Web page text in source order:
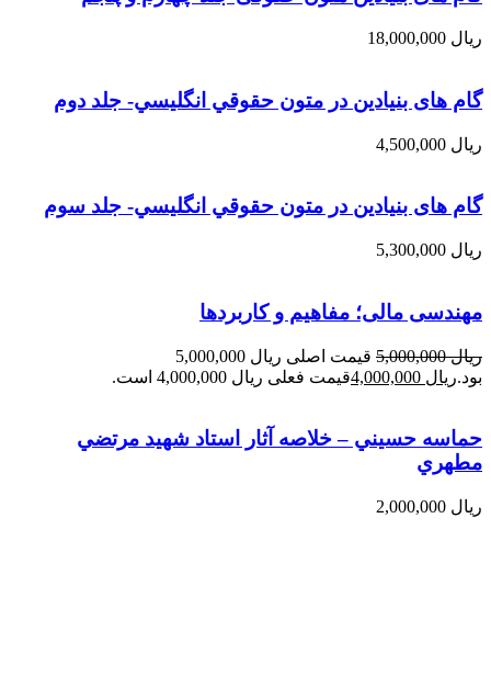
ریال
گام های بنیادین در متون حقوقي انگليسي- جلد دوم
ریال
گام های بنیادین در متون حقوقي انگليسي- جلد سوم
ریال
مهندسی مالی؛ مفاهیم و کاربردها
ریال5,000,000
قیمت اصلی ریال 5,000,000
بود.ریال قیمت فعلی ریال 4,000,000 است.
حماسه حسيني – خلاصه آثار استاد شهيد مرتضي
مطهري
ریال